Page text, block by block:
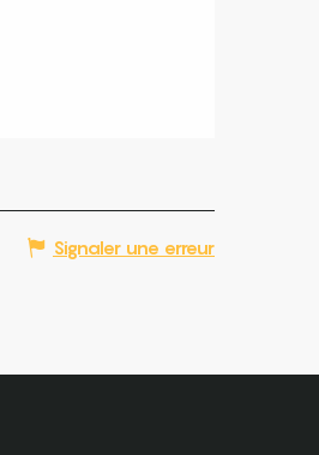
Signaler une erreur